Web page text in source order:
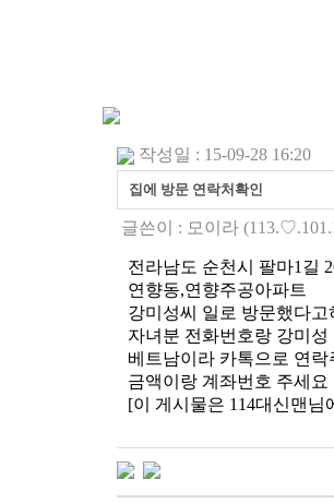
작성일 : 15-09-28 16:20
집에 방문 연락처확인
글쓴이 : 모이라
전라남도 순천시 팔마1길
연향동,연향주공아파트
강미성씨 일로 방문했다고
자녀분 전화번호랑 강미
베트남이라 카톡으로 연락
금액이랑 계좌번호 주세요
[이 게시물은 114대신맨님